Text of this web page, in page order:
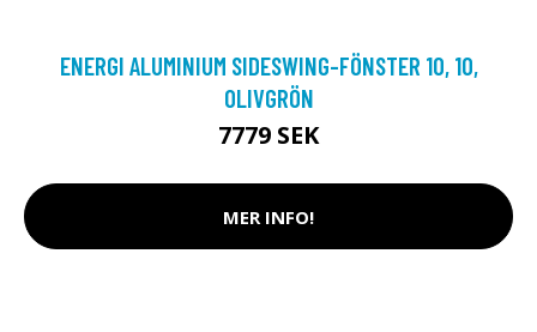
ENERGI ALUMINIUM SIDESWING-FÖNSTER 10, 10,
OLIVGRÖN
7779 SEK
MER INFO!